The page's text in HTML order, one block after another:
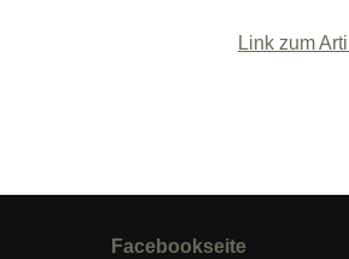
Link zum
Facebookseite